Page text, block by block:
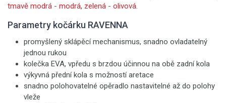
tmavě modrá - modrá, zelená - olivová.
Parametry kočárku RAVENNA
promyšlený sklápěcí mechanismus, snadno ovladatelný
jednou rukou
kolečka EVA, vpředu s brzdou účinnou na obě zadní kola
výkyvná přední kola s možností aretace
snadno polohovatelné opěradlo nastavitelné až do polohy
vleže